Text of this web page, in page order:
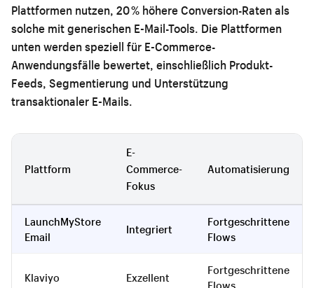
Plattformen nutzen, 20 % höhere Conversion-Raten als
solche mit generischen E-Mail-Tools. Die Plattformen
unten werden speziell für E-Commerce-
Anwendungsfälle bewertet, einschließlich Produkt-
Feeds, Segmentierung und Unterstützung
transaktionaler E-Mails.
Plattform
E-
Commerce-
Fokus
Automatisierung
LaunchMyStore
Email
Integriert
Fortgeschrittene
Flows
Klaviyo Exzellent
Fortgeschrittene
Flows